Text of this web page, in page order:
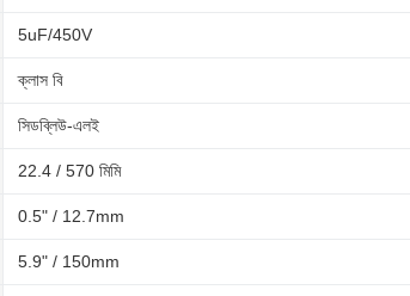
5uF/450V
ক্লাস বি
সিডব্লিউ-এলই
22.4 / 570 মিমি
0.5" / 12.7mm
5.9" / 150mm